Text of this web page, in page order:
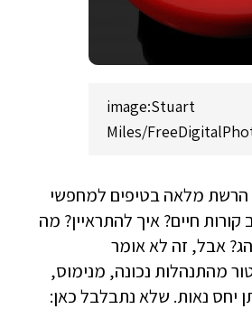
image:Stuart
Miles/
הרשת מלאה בטיפים למחפשי
חיים? איך להתראיין? מה
אבל, זה לא אומר
מהתנהלות נכונה, מנימוס,
יחס נאות. שלא נתבלבל כאן: